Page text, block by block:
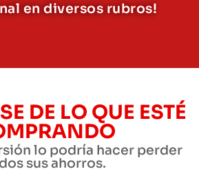
en diversos rubros!
DE LO QUE ESTÉ
lo podría hacer perder
sus ahorros.